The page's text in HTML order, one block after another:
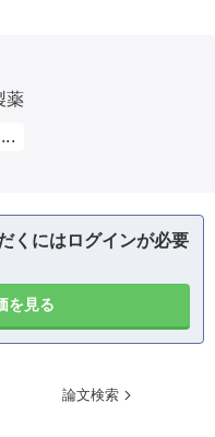
薬
くにはログインが必要
を見る
論文検索